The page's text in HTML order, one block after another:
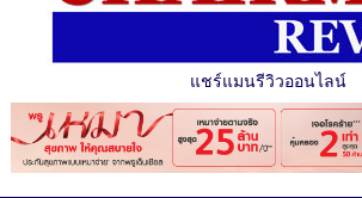
แชร์แมนรีวิวออนไลน์